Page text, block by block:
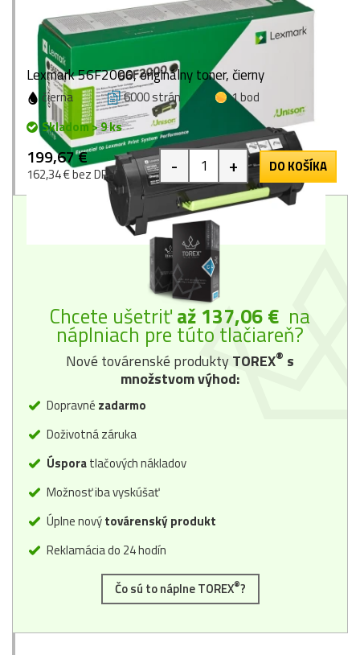
Lexmark 56F2000, originálny toner, čierny
čierna 6000 strán
1 bod
Skladom > 9 ks
199,67 €
162,34 € bez DPH - + DO KOŠÍKA
Chcete ušetriťaž 137,06 € na
náplniach pre túto tlačiareň?
Nové továrenské produktyTOREX® s
množstvom výhod:
Dopravné zadarmo
Doživotná záruka
Úsporatlačových nákladov
Možnosť iba vyskúšať
Úplne novýtovárenský produkt
Reklamácia do 24 hodín
Čo sú to náplne TOREX®?